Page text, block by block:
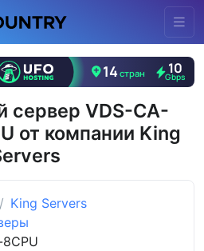
сервер VDS-CA-
от компании King
King Servers